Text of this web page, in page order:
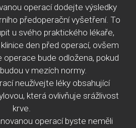
operací dodejte výsledky
předoperační vyšetření. To
u svého praktického lékaře,
den před operací, ovšem
bude odložena, pokud
v mezích normy.
neužívejte léky obsahující
která ovlivňuje srážlivost
krve.
operací byste neměli